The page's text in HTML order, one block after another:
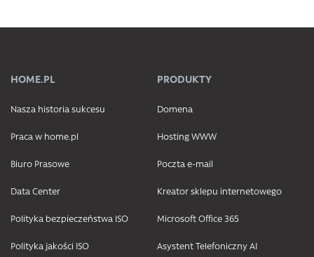
HOME.PL
Nasza historia sukcesu
Praca w home.pl
Biuro Prasowe
Data Center
Polityka bezpieczeństwa ISO
Polityka jakości ISO
PRODUKTY
Domena
Hosting WWW
Poczta e-mail
Kreator sklepu internetowego
Microsoft Office 365
Asystent Telefoniczny AI